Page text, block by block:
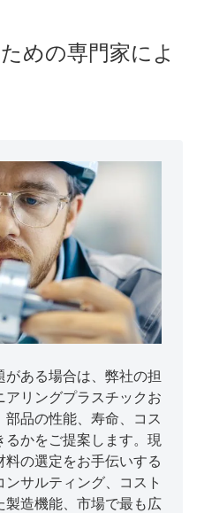
めの専門家によ
ある場合は、弊社の担
リングプラスチックお
品の性能、寿命、コス
るかをご提案します。現
の選定をお手伝いする
サルティング、コスト
製造機能、市場で最も広